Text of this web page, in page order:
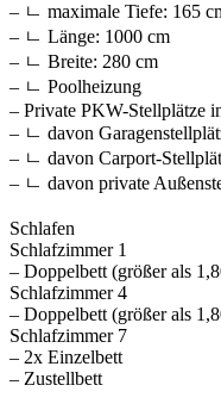
– ㄴ maximale Tiefe: 165
– ㄴ Länge: 1000 cm
– ㄴ Breite: 280 cm
– ㄴ Poolheizung
– Private PKW-Stellplätze
– ㄴ davon
– ㄴ davon Carport-
– ㄴ davon private
Schlafen
Schlafzimmer 1
– Doppelbett (größer als
Schlafzimmer 4
– Doppelbett (größer als
Schlafzimmer 7
– 2x Einzelbett
– Zustellbett